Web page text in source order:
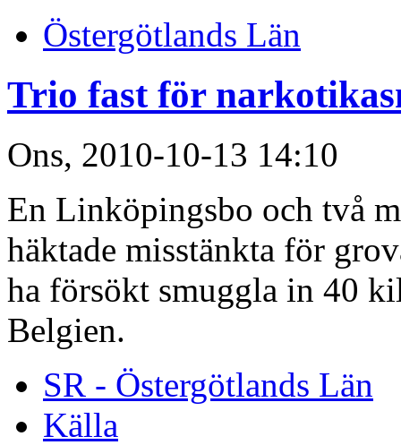
Östergötlands Län
Trio fast för
Ons, 2010-10-13 14:10
En Linköpingsbo och två
häktade misstänkta för
ha försökt smuggla in 40
Belgien.
SR - Östergötlands Län
Källa